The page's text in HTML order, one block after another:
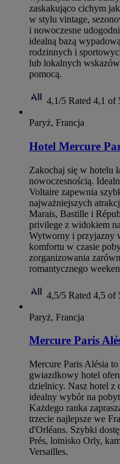
zaskakująco cichym
w stylu vintage,
i nowoczesne
idealną bazą
rodzinnych i
lub lokalnych
pomocą.
4,1/5 Rated 4,1 of
Paryż, Francja
Hotel Mercure
Zakochaj się w hotelu
nowoczesnością.
Voltaire zapewnia
najważniejszych
Marais, Bastille i
privilege z widokiem
Wytworny i przyjazny
komfortu w czasie
zorganizowania
romantycznego
4,5/5 Rated 4,5 of
Paryż, Francja
Mercure Paris
Mercure Paris Alésia
gwiazdkowy hotel
dzielnicy. Nasz hotel z
idealny wybór na
Każdego ranka
trzecie najlepsze we
d'Orléans. Szybki
Prés, lotnisko Orly,
Versailles.